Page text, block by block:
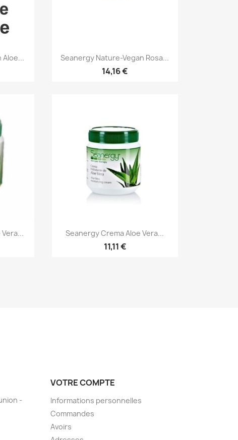
Aperçu rapide
Seanergy Nature-Vegan Rosa...
14,16 €
Aperçu rapide
Seanergy Crema Aloe Vera...
11,11 €
-
VOTRE COMPTE
Informations personnelles
Commandes
Avoirs